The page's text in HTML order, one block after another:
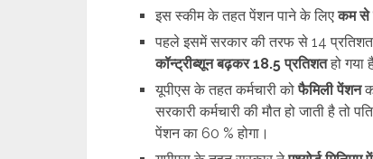
इस स्कीम के तहत पेंशन पाने के लिएकम से
पहले इसमें सरकार की तरफ से 14
कॉन्‍ट्रीब्‍शून बढ़कर 18.5 प्रत‍िशतहो गया
यूपीएस के तहत कर्मचारी कोफैम‍िली पेंशन
सरकारी कर्मचारी की मौत हो जाती है तो
पेंशन का 60 % होगा।